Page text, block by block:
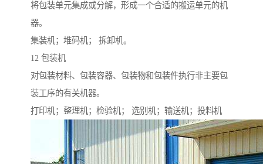
将包装单元集成或分解，形成一个合适的搬运单元的机
器。
集装机；堆码机； 拆卸机。
12 包装机
对包装材料、包装容器、包装物和包装件执行非主要包
装工序的有关机器。
打印机；整理机；检验机； 选别机；输送机；投料机